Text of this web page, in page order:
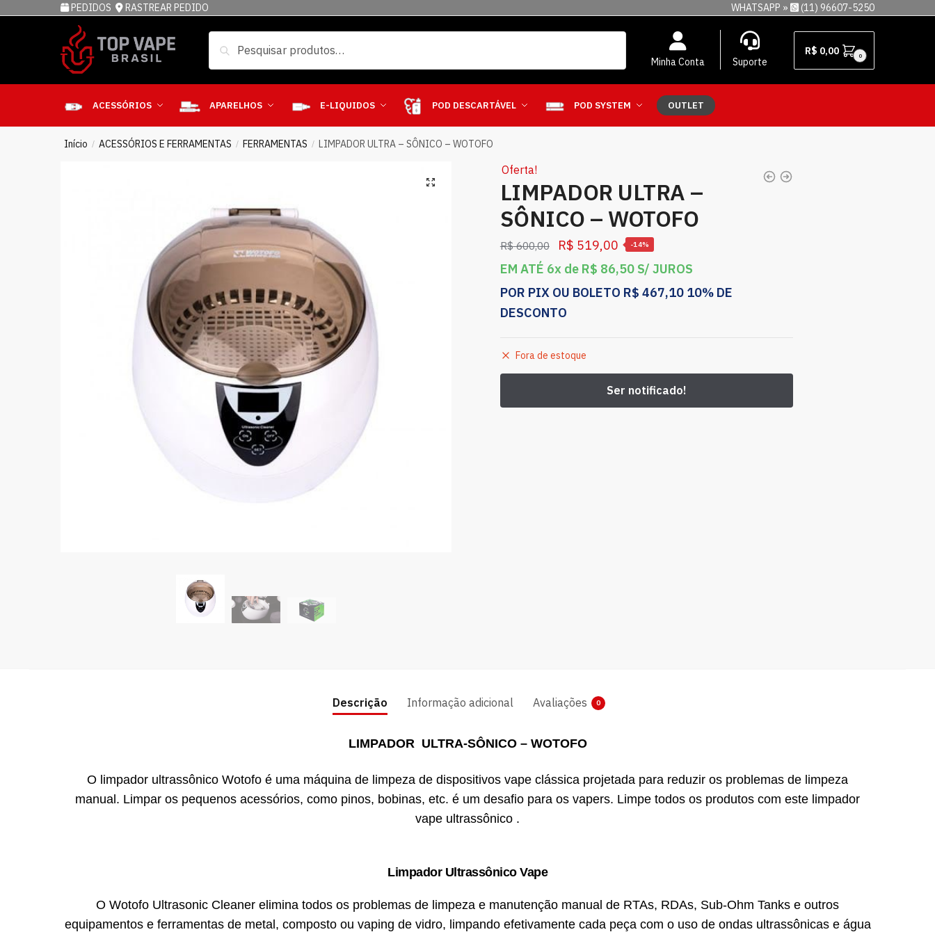
PEDIDOS RASTREAR PEDIDO WHATSAPP » (11) 96607-5250
Minha Conta Suporte
R$ 0,00 0
ACESSÓRIOS APARELHOS E-LIQUIDOS POD DESCARTÁVEL POD SYSTEM OUTLET
Início / ACESSÓRIOS E FERRAMENTAS / FERRAMENTAS / LIMPADOR ULTRA – SÔNICO – WOTOFO
Oferta!
LIMPADOR ULTRA –
SÔNICO – WOTOFO
R$600,00 R$ 519,00
EM ATÉ 6x de R$ 86,50 S/ JUROS
POR PIX OU BOLETO R$ 467,10 10% DE
DESCONTO
-14%
Fora de estoque
Descrição Informação adicional Avaliações 0
LIMPADOR ULTRA-SÔNICO – WOTOFO
O limpador ultrassônico Wotofo é uma máquina de limpeza de dispositivos vape clássica projetada para reduzir os problemas de limpeza
manual. Limpar os pequenos acessórios, como pinos, bobinas, etc. é um desafio para os vapers. Limpe todos os produtos com este limpador
vape ultrassônico .
Limpador Ultrassônico Vape
O Wotofo Ultrasonic Cleaner elimina todos os problemas de limpeza e manutenção manual de RTAs, RDAs, Sub-Ohm Tanks e outros
equipamentos e ferramentas de metal, composto ou vaping de vidro, limpando efetivamente cada peça com o uso de ondas ultrassônicas e água